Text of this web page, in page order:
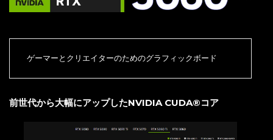
ゲーマーとクリエイターのためのグラフィックボード
前世代から大幅にアップしたNVIDIA CUDA®コア